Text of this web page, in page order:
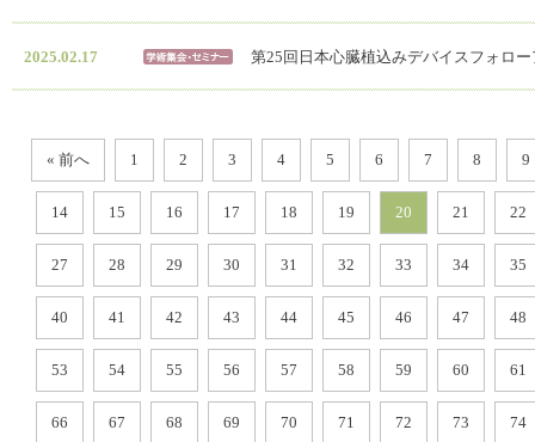
2025.02.17 第25回日本心臓植込みデバイスフォロ
« 前へ 1 2 3 4 5 6 7 8 9
14 15 16 17 18 19 20 21 22
27 28 29 30 31 32 33 34 35
40 41 42 43 44 45 46 47 48
53 54 55 56 57 58 59 60 61
66 67 68 69 70 71 72 73 74